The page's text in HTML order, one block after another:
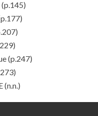
(p.145)
(p.247)
(n.n.)